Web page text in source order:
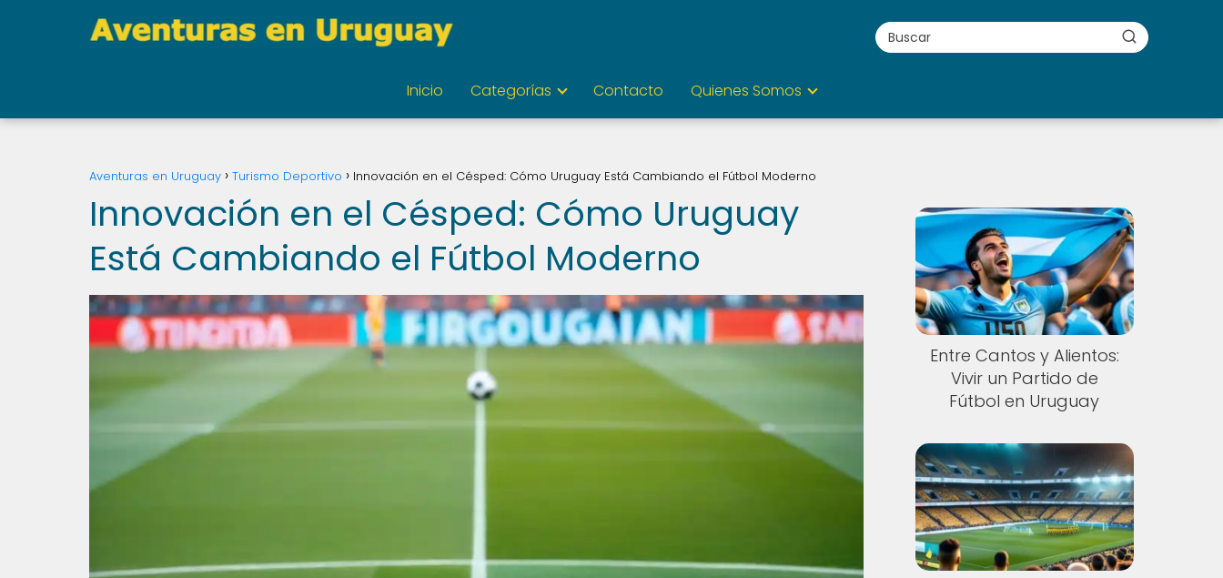
Inicio Categorías Contacto Quienes Somos
Aventuras en Uruguay Turismo Deportivo Innovación en el Césped: Cómo Uruguay Está Cambiando el Fútbol Moderno
Innovación en el Césped: Cómo Uruguay
Está Cambiando el Fútbol Moderno
Entre Cantos y Alientos:
Vivir un Partido de
Fútbol en Uruguay